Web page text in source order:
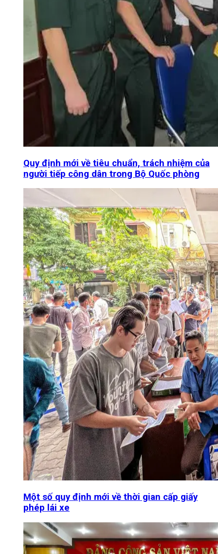
Quy định mới về tiêu chuẩn, trách nhiệm của
người tiếp công dân trong Bộ Quốc phòng
Một số quy định mới về thời gian cấp giấy
phép lái xe